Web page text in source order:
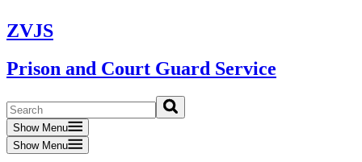
ZVJS
Prison and Court Guard Service
Show Menu
Show Menu